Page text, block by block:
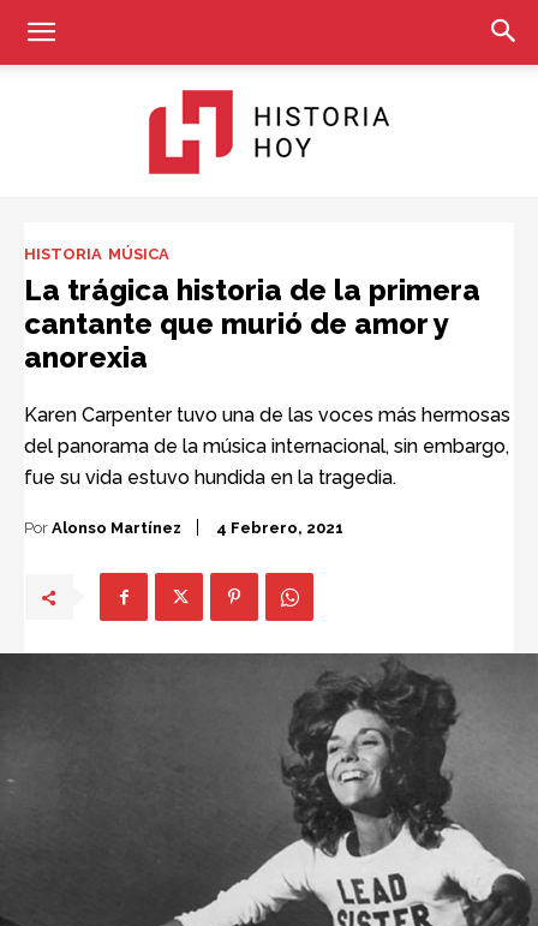
Hoy
HISTORIA MÚSICA
La trágica historia de la primera
cantante que murió de amor y
anorexia
Karen Carpenter tuvo una de las voces más hermosas
del panorama de la música internacional, sin embargo,
fue su vida estuvo hundida en la tragedia.
Por Alonso Martínez 4 Febrero, 2021